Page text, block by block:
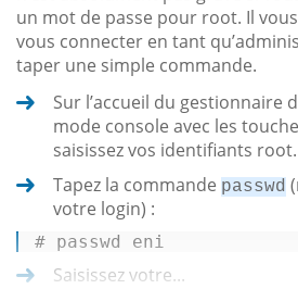
un mot de passe pour root. Il
vous connecter en tant
taper une simple commande.
Sur l’accueil du gestionnaire
mode console avec les
saisissez vos identifiants root.
Tapez la commande passwd
votre login) :
# passwd eni
Saisissez votre...